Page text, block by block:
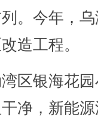
。今年，
造工程。
区银海花园
净，新能